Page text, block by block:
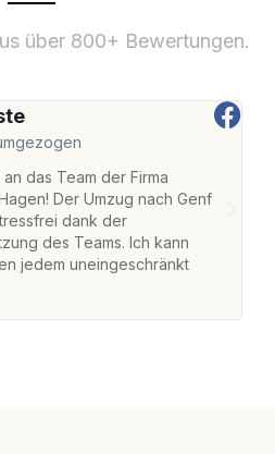
über 800+ Bewertungen.
das Team der Firma
Der Umzug nach Genf
dank der
des Teams. Ich kann
jedem uneingeschränkt